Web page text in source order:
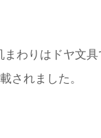
わりはドヤ文
されました。